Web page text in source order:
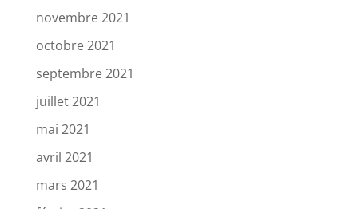
novembre 2021
octobre 2021
septembre 2021
juillet 2021
mai 2021
avril 2021
mars 2021